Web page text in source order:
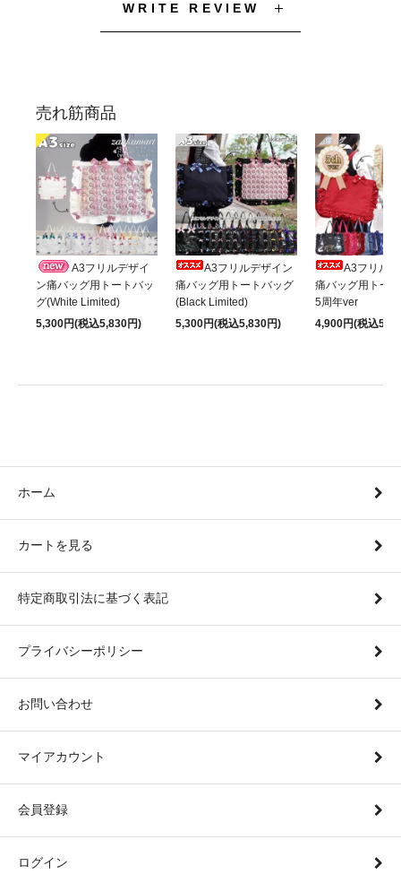
WRITE REVIEW
売れ筋商品
A3フリルデザイ
ン痛バッグ用トートバッ
グ(White Limited)
5,300円(税込5,830円)
A3フリルデザイン
痛バッグ用トートバッグ
(Black Limited)
5,300円(税込5,830円)
A3フリル
痛バッグ用トー
5周年ver
4,900円(税込
ホーム
カートを見る
特定商取引法に基づく表記
プライバシーポリシー
お問い合わせ
マイアカウント
会員登録
ログイン